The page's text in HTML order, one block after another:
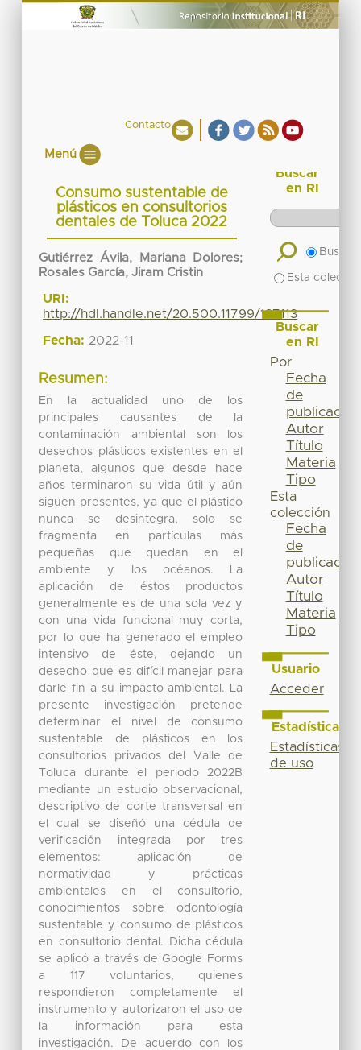
Contacto
Menú
Consumo sustentable de
plásticos en consultorios
dentales de Toluca 2022
Gutiérrez Ávila, Mariana Dolores;
Rosales García, Jiram Cristin
URI:
http://hdl.handle.net/20.500.11799/137113
Fecha: 2022-11
Resumen:
En la actualidad uno de los
principales causantes de la
contaminación ambiental son los
desechos plásticos existentes en el
planeta, algunos que desde hace
años terminaron su vida útil y aún
siguen presentes, ya que el plástico
nunca se desintegra, solo se
fragmenta en partículas más
pequeñas que quedan en el
ambiente y los océanos. La
aplicación de éstos productos
generalmente es de una sola vez y
con una vida funcional muy corta,
por lo que ha generado el empleo
intensivo de éste, dejando un
desecho que es difícil manejar para
darle fin a su impacto ambiental. La
presente investigación pretende
determinar el nivel de consumo
sustentable de plásticos en los
consultorios privados del Valle de
Toluca durante el periodo 2022B
mediante un estudio observacional,
descriptivo de corte transversal en
el cual se diseñó una cédula de
verificación integrada por tres
elementos: aplicación de
normatividad y prácticas
ambientales en el consultorio,
conocimientos sobre odontología
sustentable y consumo de plásticos
en consultorio dental. Dicha cédula
se aplicó a través de Google Forms
a 117 voluntarios, quienes
respondieron completamente el
instrumento y autorizaron el uso de
la información para esta
investigación. De acuerdo con los
Buscar
en RI
Buscar
Esta
Buscar
en RI
Por
Fecha
de
publicación
Autor
Título
Materia
Tipo
Esta
colección
Fecha
de
publicación
Autor
Título
Materia
Tipo
Usuario
Acceder
Estadísticas
Estadísticas
de uso